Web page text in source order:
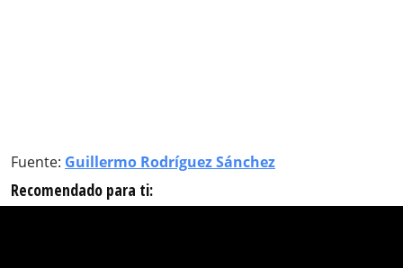
Fuente: Guillermo Rodríguez Sánchez
Recomendado para ti: